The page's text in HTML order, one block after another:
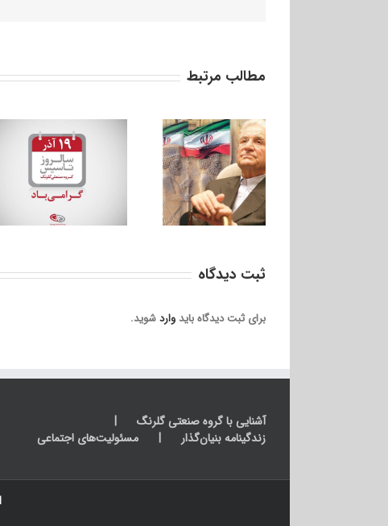
مطالب مرتبط
زادروز بنیانگذار گروه
صنعتی گلرنگ، استاد
حاج محمد کریم فضلی
ثبت ديدگاه
برای ثبت دیدگاه باید واردشوید.
آشنایی با گروه صنعتی گلرنگ
زندگینامه بنیان‌گذار
مسئولیت‌های اجتماعی